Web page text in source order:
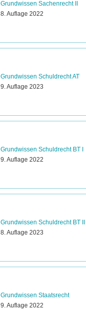
Grundwissen Sachenrecht II
8. Auflage 2022
Grundwissen Schuldrecht AT
9. Auflage 2023
Grundwissen Schuldrecht BT I
9. Auflage 2022
Grundwissen Schuldrecht BT II
8. Auflage 2023
Grundwissen Staatsrecht
9. Auflage 2022